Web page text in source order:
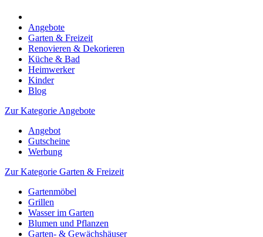
Angebote
Garten & Freizeit
Renovieren & Dekorieren
Küche & Bad
Heimwerker
Kinder
Blog
Zur Kategorie Angebote
Angebot
Gutscheine
Werbung
Zur Kategorie Garten & Freizeit
Gartenmöbel
Grillen
Wasser im Garten
Blumen und Pflanzen
Garten- & Gewächshäuser